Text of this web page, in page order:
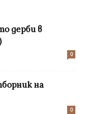
дерби в
0
на
0